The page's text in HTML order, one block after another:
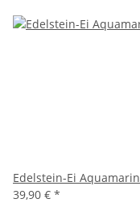
Edelstein-Ei Aquamarin
39,90 € *